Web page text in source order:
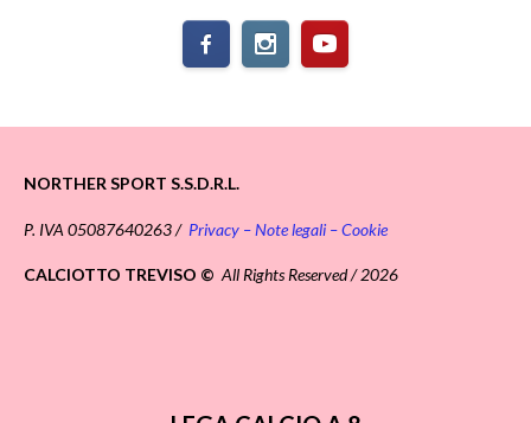
NORTHER SPORT S.S.D.R.L.
P. IVA 05087640263 / Privacy – Note legali – Cookie
CALCIOTTO TREVISO © All Rights Reserved / 2026